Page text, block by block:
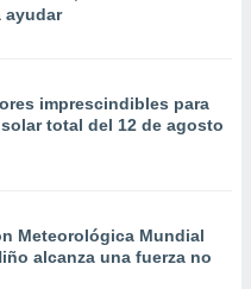
ayudar
imprescindibles para
total del 12 de agosto
Meteorológica Mundial
alcanza una fuerza no